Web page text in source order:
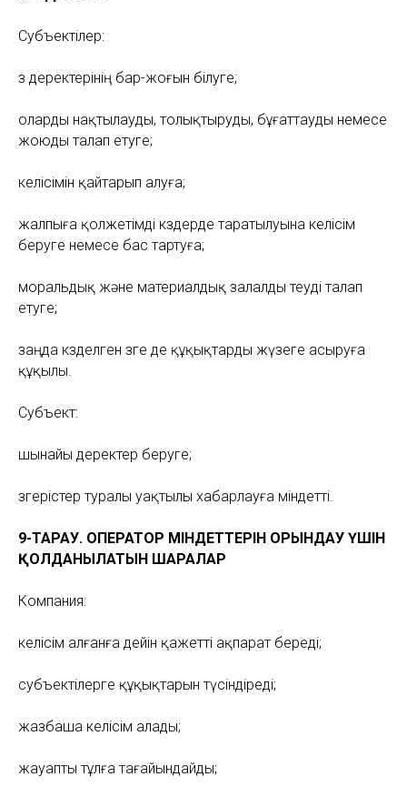
Субъектілер:
өз деректерінің бар-жоғын білуге;
оларды нақтылауды, толықтыруды, бұғаттауды немесе
жоюды талап етуге;
келісімін қайтарып алуға;
жалпыға қолжетімді көздерде таратылуына келісім
беруге немесе бас тартуға;
моральдық және материалдық залалды өтеуді талап
етуге;
заңда көзделген өзге де құқықтарды жүзеге асыруға
құқылы.
Субъект:
шынайы деректер беруге;
өзгерістер туралы уақтылы хабарлауға міндетті.
9-ТАРАУ. ОПЕРАТОР МІНДЕТТЕРІН ОРЫНДАУ ҮШІН
ҚОЛДАНЫЛАТЫН ШАРАЛАР
Компания:
келісім алғанға дейін қажетті ақпарат береді;
субъектілерге құқықтарын түсіндіреді;
жазбаша келісім алады;
жауапты тұлға тағайындайды;